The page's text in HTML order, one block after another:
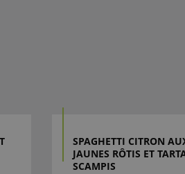
SPAGHETTI CITRON
JAUNES RÔTIS ET
SCAMPIS